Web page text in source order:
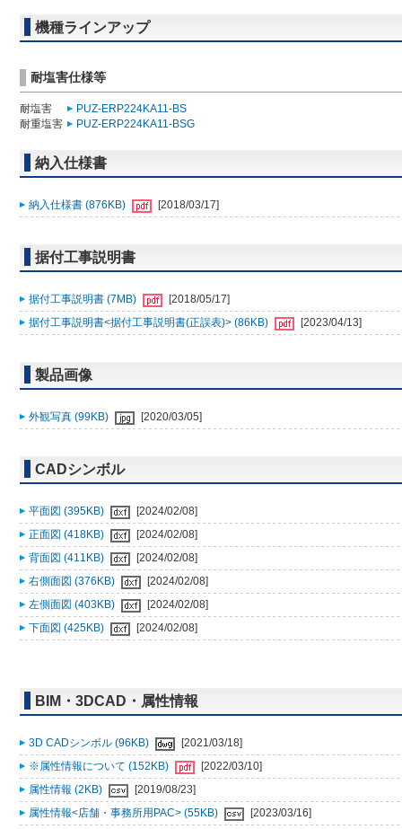
機種ラインアップ
耐塩害仕様等
耐塩害
PUZ-ERP224KA11-BS
耐重塩害
PUZ-ERP224KA11-BSG
納入仕様書
納入仕様書 (876KB) [2018/03/17]
据付工事説明書
据付工事説明書 (7MB)
[2018/05/17]
据付工事説明書<据付工事説明書(正誤表)> (86KB)
[2023/04/13]
製品画像
外観写真 (99KB) [2020/03/05]
CADシンボル
平面図 (395KB)
[2024/02/08]
正面図 (418KB)
[2024/02/08]
背面図 (411KB)
[2024/02/08]
右側面図 (376KB)
[2024/02/08]
左側面図 (403KB)
[2024/02/08]
下面図 (425KB)
[2024/02/08]
BIM・3DCAD・属性情報
3D CADシンボル (96KB)
[2021/03/18]
※属性情報について (152KB)
[2022/03/10]
属性情報 (2KB)
[2019/08/23]
属性情報<店舗・事務所用PAC> (55KB)
[2023/03/16]